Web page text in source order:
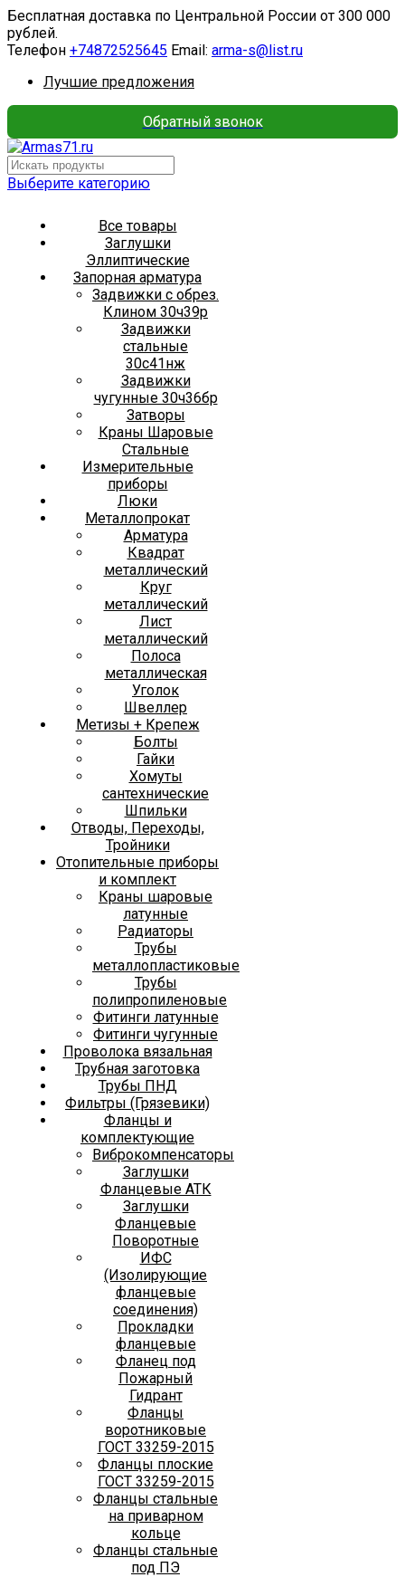
Бесплатная доставка по Центральной России от 300 000
рублей.
Телефон +74872525645 Email: arma-s@list.ru
Лучшие предложения
Обратный звонок
Выберите категорию
Все товары
Заглушки
Эллиптические
Запорная арматура
Задвижки с обрез.
Клином 30ч39р
Задвижки
стальные
30с41нж
Задвижки
чугунные 30ч36бр
Затворы
Краны Шаровые
Стальные
Измерительные
приборы
Люки
Металлопрокат
Арматура
Квадрат
металлический
Круг
металлический
Лист
металлический
Полоса
металлическая
Уголок
Швеллер
Метизы + Крепеж
Болты
Гайки
Хомуты
сантехнические
Шпильки
Отводы, Переходы,
Тройники
Отопительные приборы
и комплект
Краны шаровые
латунные
Радиаторы
Трубы
металлопластиковые
Трубы
полипропиленовые
Фитинги латунные
Фитинги чугунные
Проволока вязальная
Трубная заготовка
Трубы ПНД
Фильтры (Грязевики)
Фланцы и
комплектующие
Виброкомпенсаторы
Заглушки
Фланцевые АТК
Заглушки
Фланцевые
Поворотные
ИФС
(Изолирующие
фланцевые
соединения)
Прокладки
фланцевые
Фланец под
Пожарный
Гидрант
Фланцы
воротниковые
ГОСТ 33259-2015
Фланцы плоские
ГОСТ 33259-2015
Фланцы стальные
на приварном
кольце
Фланцы стальные
под ПЭ